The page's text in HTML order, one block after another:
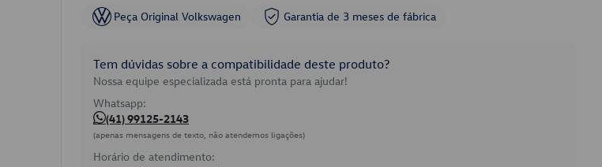
Peça Original Volkswagen Garantia de 3 meses de fábrica
Tem dúvidas sobre a compatibilidade deste produto?
Nossa equipe especializada está pronta para ajudar!
Whatsapp:
(41) 99125-2143
(apenas mensagens de texto, não atendemos ligações)
Horário de atendimento: